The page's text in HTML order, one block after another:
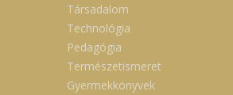
Társadalom
Technológia
Pedagógia
Természetismeret
Gyermekkönyvek